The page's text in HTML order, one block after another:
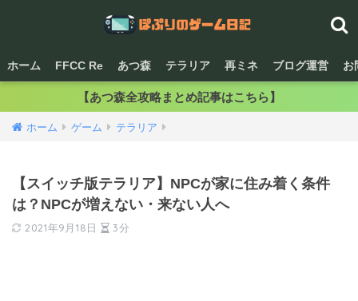
ホーム FFCC Re あつ森 テラリア 再ミネ ブログ運営 お
【あつ森全攻略まとめ記事はこちら】
ホーム ゲーム テラリア
【スイッチ版テラリア】NPCが家に住み着く条件
は？NPCが増えない・来ない人へ
2021年9月18日 3分